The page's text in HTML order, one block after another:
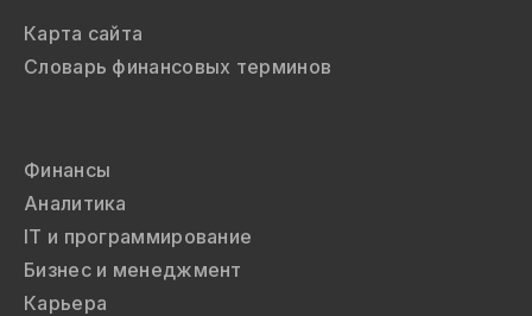
Карта сайта
Словарь финансовых терминов
Финансы
Аналитика
IT и программирование
Бизнес и менеджмент
Карьера